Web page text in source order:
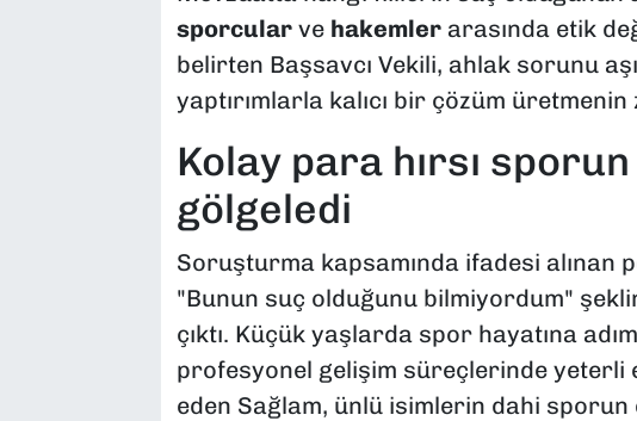
sporcularve hakemlerarasında etik
belirten Başsavcı Vekili, ahlak sorunu
yaptırımlarla kalıcı bir çözüm
Kolay para hırsı
gölgeledi
Soruşturma kapsamında ifadesi alınan
"Bunun suç olduğunu bilmiyordum"
çıktı. Küçük yaşlarda spor hayatına
profesyonel gelişim süreçlerinde yeterli
eden Sağlam, ünlü isimlerin dahi